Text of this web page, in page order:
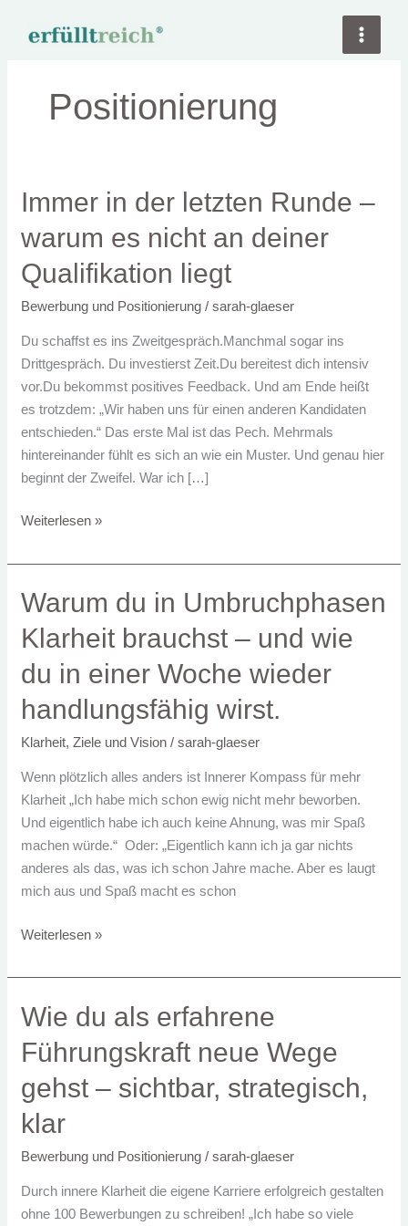
Inhalt
Positionierung
Immer in der letzten Runde –
warum es nicht an deiner
Qualifikation liegt
Bewerbung und Positionierung /sarah-glaeser
Du schaffst es ins Zweitgespräch.Manchmal sogar ins
Drittgespräch. Du investierst Zeit.Du bereitest dich intensiv
vor.Du bekommst positives Feedback. Und am Ende heißt
es trotzdem: „Wir haben uns für einen anderen Kandidaten
entschieden.“ Das erste Mal ist das Pech. Mehrmals
hintereinander fühlt es sich an wie ein Muster. Und genau hier
beginnt der Zweifel. War ich […]
Immer
der
letzten
Runde
–
Weiterlesen »
Warum du in Umbruchphasen
Klarheit brauchst – und wie
du in einer Woche wieder
handlungsfähig wirst.
Klarheit, Ziele und Vision /sarah-glaeser
Wenn plötzlich alles anders ist Innerer Kompass für mehr
Klarheit „Ich habe mich schon ewig nicht mehr beworben.
Und eigentlich habe ich auch keine Ahnung, was mir Spaß
machen würde.“ Oder: „Eigentlich kann ich ja gar nichts
anderes als das, was ich schon Jahre mache. Aber es laugt
mich aus und Spaß macht es schon
Warum
in
Umbruchphasen
Klarheit
brauchst
wie
du
in
einer
Woche
wieder
wirst.
Weiterlesen »
Wie du als erfahrene
Führungskraft neue Wege
gehst – sichtbar, strategisch,
klar
Bewerbung und Positionierung /sarah-glaeser
Durch innere Klarheit die eigene Karriere erfolgreich gestalten
ohne 100 Bewerbungen zu schreiben! „Ich habe so viele
Wie
als
erfahrene
Führungskraft
neue
–
sichtbar,